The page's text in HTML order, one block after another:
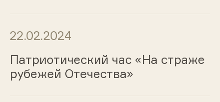
22.02.2024
Патриотический час «На страже
рубежей Отечества»